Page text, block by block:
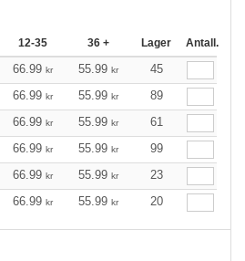
12-35 36 + Lager Antall.
66.99 kr 55.99 kr
45
66.99 kr 55.99 kr
89
66.99 kr 55.99 kr
61
66.99 kr 55.99 kr
99
66.99 kr 55.99 kr
23
66.99 kr 55.99 kr 20